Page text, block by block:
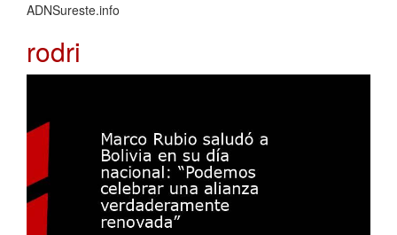
ADNSureste.info
rodri